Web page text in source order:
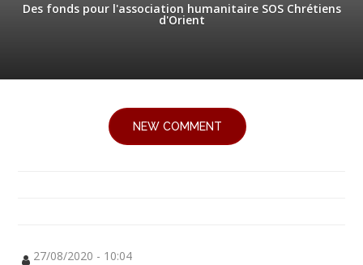
Des fonds pour l'association humanitaire SOS Chrétiens
d'Orient
NEW COMMENT
27/08/2020 - 10:04